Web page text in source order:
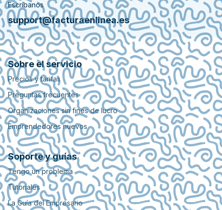
Escríbanos
support@facturaenlinea.es
Sobre el servicio
Precios y tarifas
Preguntas frecuentes
Organizaciones sin fines de lucro
Emprendedores nuevos
Soporte y guías
Tengo un problema
Tutoriales
La Guía del Empresario